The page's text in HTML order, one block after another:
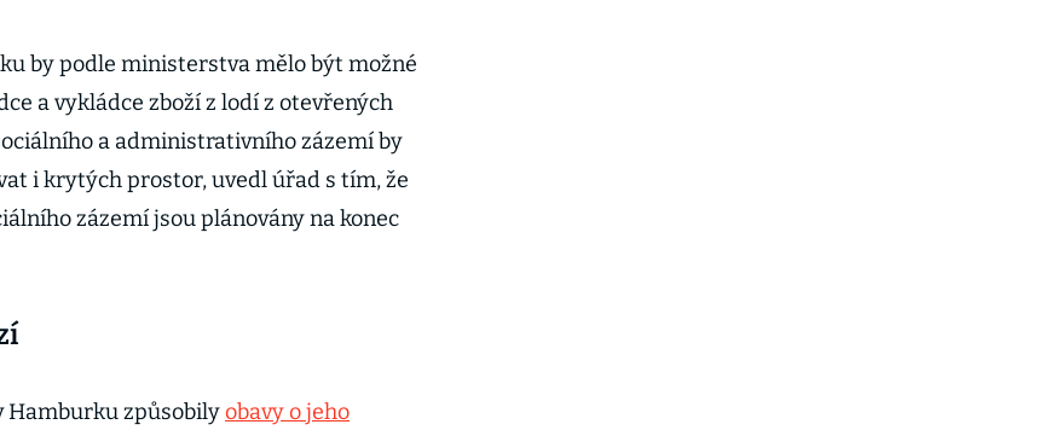
by podle ministerstva mělo být možné
a vykládce zboží z lodí z otevřených
a administrativního zázemí by
i krytých prostor, uvedl úřad s tím, že
zázemí jsou plánovány na konec
Hamburku způsobilyobavy o jeho